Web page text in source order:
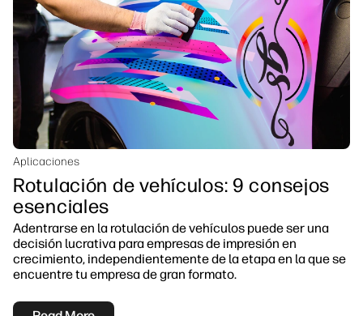
Aplicaciones
Rotulación de vehículos: 9 consejos
esenciales
Adentrarse en la rotulación de vehículos puede ser una
decisión lucrativa para empresas de impresión en
crecimiento, independientemente de la etapa en la que se
encuentre tu empresa de gran formato.